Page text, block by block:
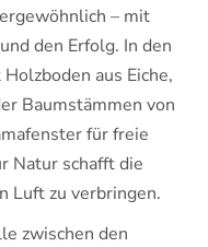
– mit
den Erfolg. In den
aus Eiche,
Baumstämmen von
für freie
Natur schafft die
Luft zu verbringen.
zwischen den